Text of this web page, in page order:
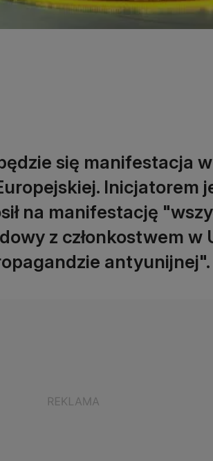
się manifestacja
Inicjatorem
na manifestację
z członkostwem w